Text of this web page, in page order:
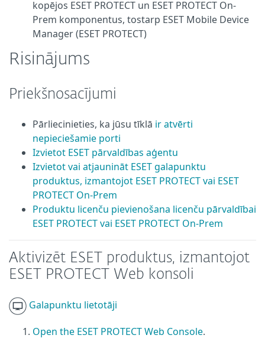
kopējos ESET PROTECT un ESET PROTECT On-
Prem komponentus, tostarp ESET Mobile Device
Manager (ESET PROTECT)
Risinājums
Priekšnosacījumi
Pārliecinieties, ka jūsu tīklā ir atvērti
nepieciešamie porti
Izvietot ESET pārvaldības aģentu
Izvietot vai atjaunināt ESET galapunktu
produktus, izmantojot ESET PROTECT vai ESET
PROTECT On-Prem
Produktu licenču pievienošana licenču pārvaldībai
ESET PROTECT vai ESET PROTECT On-Prem
Aktivizēt ESET produktus, izmantojot
ESET PROTECT Web konsoli
Galapunktu lietotāji
Open the ESET PROTECT Web Console.